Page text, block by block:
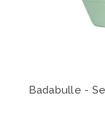
Badabulle -